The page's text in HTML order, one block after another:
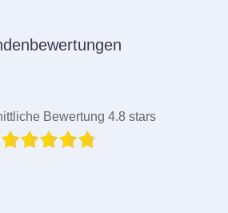
Bewertung 4.8 stars